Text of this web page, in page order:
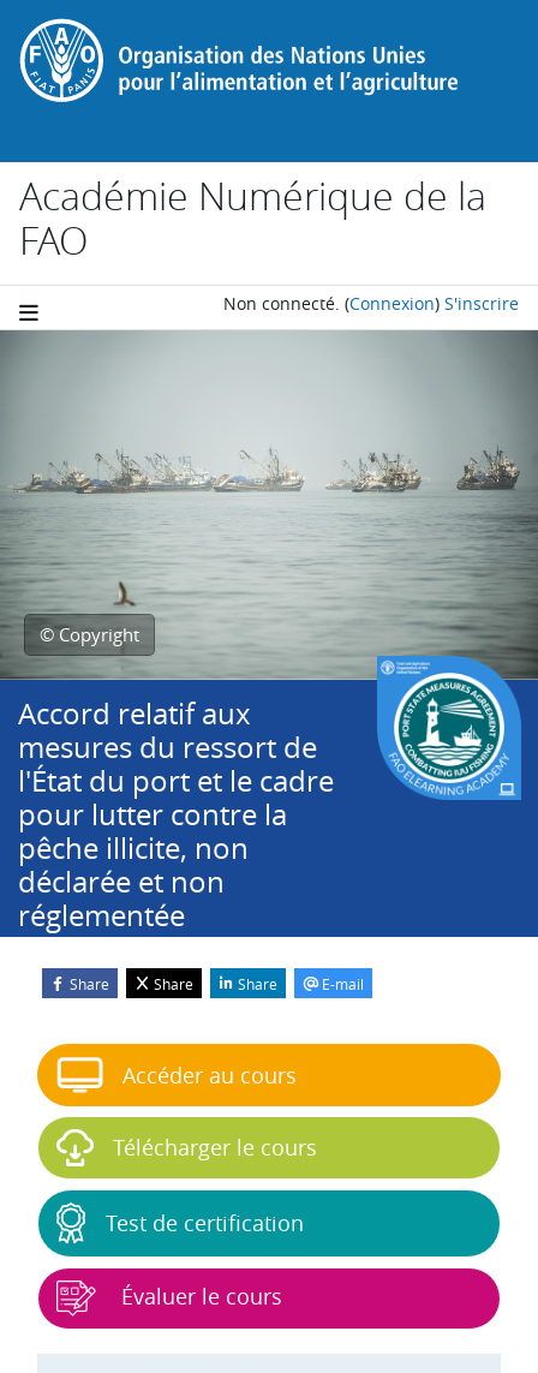
Passer au contenu principal
Académie Numérique de la
FAO
Non connecté. (Connexion) S'inscrire
© Copyright
Accord relatif aux
mesures du ressort de
l'État du port et le cadre
pour lutter contre la
pêche illicite, non
déclarée et non
réglementée
Share Share Share E-mail
Accéder au cours
Télécharger le cours
Test de certification
Évaluer le cours